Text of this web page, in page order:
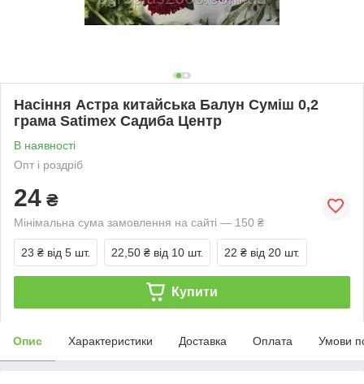
Насіння Астра китайська Балун Суміш 0,2
грама Satimex Садиба Центр
В наявності
Опт і роздріб
24 ₴
Мінімальна сума замовлення на сайті — 150 ₴
23 ₴ від 5 шт. 22,50 ₴ від 10 шт. 22 ₴ від 20 шт.
Купити
Опис Характеристики Доставка Оплата Умови